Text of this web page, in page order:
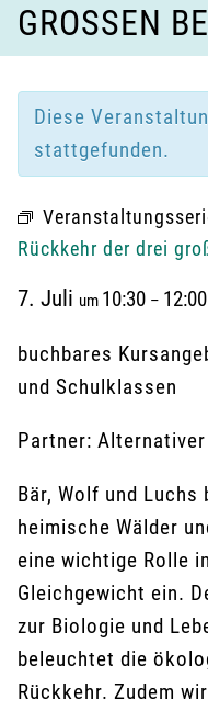
GROSSEN
Diese
stattgefunden.
Rückkehr der drei
7. Juli um 10:30 – 12:00
buchbares
und Schulklassen
Partner: Alternativer
Bär, Wolf und Luchs
heimische Wälder
eine wichtige Rolle
Gleichgewicht ein.
zur Biologie und
beleuchtet die
Rückkehr. Zudem